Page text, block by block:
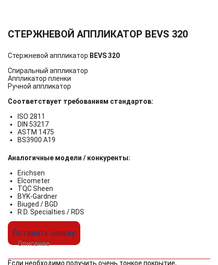
СТЕРЖНЕВОЙ АППЛИКАТОР BEVS 320
Стержневой аппликатор BEVS 320
Спиральный аппликатор
Аппликатор пленки
Ручной аппликатор
Соответствует требованиям стандартов:
ISO 2811
DIN 53217
ASTM 1475
BS3900 A19
Аналогичные модели / конкуренты:
Erichsen
Elcometer
TQC Sheen
BYK-Gardner
Biuged / BGD
R.D. Specialties / RDS
Оставить заявку
Описание
Если необходимо получить очень тонкое покрытие,